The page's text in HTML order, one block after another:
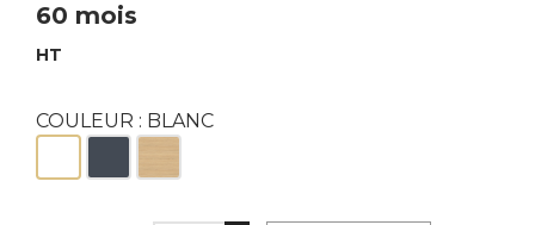
60 mois
HT
COULEUR : BLANC